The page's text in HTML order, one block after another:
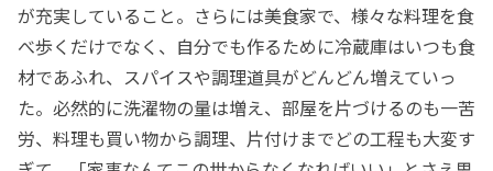
が充実していること。さらには美食家で、様々な料理を食
べ歩くだけでなく、自分でも作るために冷蔵庫はいつも食
材であふれ、スパイスや調理道具がどんどん増えていっ
た。必然的に洗濯物の量は増え、部屋を片づけるのも一苦
労、料理も買い物から調理、片付けまでどの工程も大変す